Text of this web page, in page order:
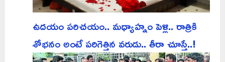
ఉదయం పరిచయం.. మధ్యాహ్నం పెళ్లి.. రాత్రికి
శోభనం అంటే పరిగెత్తిన వరుడు.. తీరా చూస్తే..!